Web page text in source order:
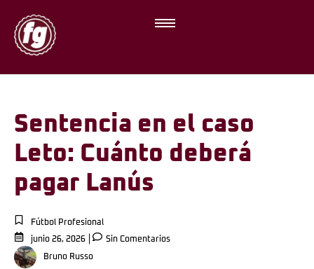
Sentencia en el caso
Leto: Cuánto deberá
pagar Lanús
Fútbol Profesional
junio 26, 2026
Sin Comentarios
Bruno Russo